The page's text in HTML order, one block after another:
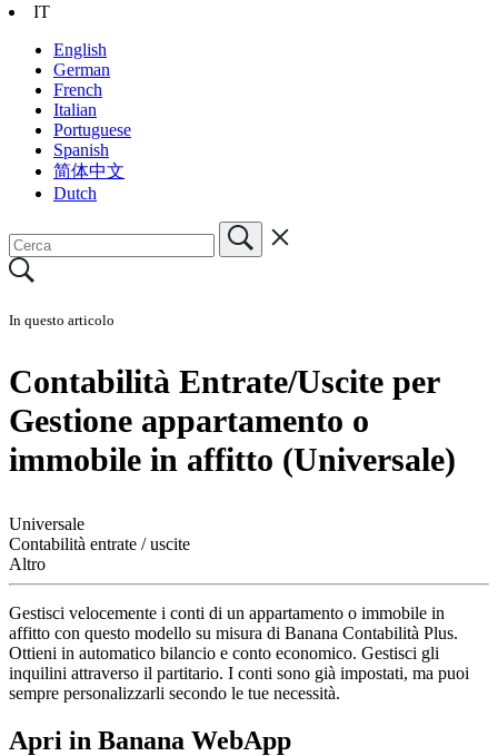
IT
English
German
French
Italian
Portuguese
Spanish
简体中文
Dutch
In questo articolo
Contabilità Entrate/Uscite per
Gestione appartamento o
immobile in affitto (Universale)
Universale
Contabilità entrate / uscite
Altro
Gestisci velocemente i conti di un appartamento o immobile in
affitto con questo modello su misura di Banana Contabilità Plus.
Ottieni in automatico bilancio e conto economico. Gestisci gli
inquilini attraverso il partitario. I conti sono già impostati, ma puoi
sempre personalizzarli secondo le tue necessità.
Apri in Banana WebApp